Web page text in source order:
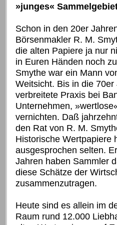
»junges«
Schon in den 20er
Börsenmakler R. M.
die alten Papiere ja nur
in Euren Händen noch
Smythe war ein Mann
Weitsicht. Bis in die
verbreitete Praxis bei
Unternehmen,
vernichten. Daß
den Rat von R. M.
Historische Wertpapiere
ausgesprochen selten.
Jahren haben Sammler
diese Schätze der
zusammenzutragen.
Heute sind es allein im
Raum rund 12.000